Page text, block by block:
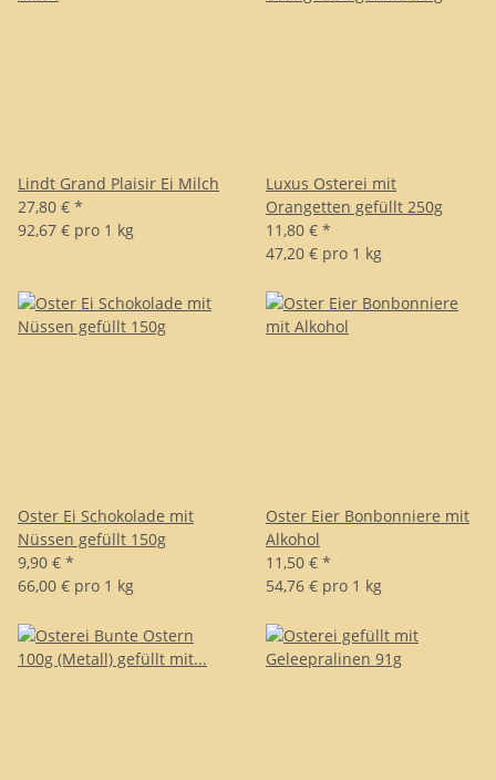
Lindt Grand Plaisir Ei Milch
27,80 € *
92,67 € pro 1 kg
Luxus Osterei mit
Orangetten gefüllt 250g
11,80 € *
47,20 € pro 1 kg
Oster Ei Schokolade mit
Nüssen gefüllt 150g
9,90 € *
66,00 € pro 1 kg
Oster Eier Bonbonniere mit
Alkohol
11,50 € *
54,76 € pro 1 kg